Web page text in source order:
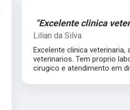
"Excelente clinica
Lilian da Silva
Excelente clinica veterinaria,
veterinarios. Tem proprio
cirugico e atendimento em